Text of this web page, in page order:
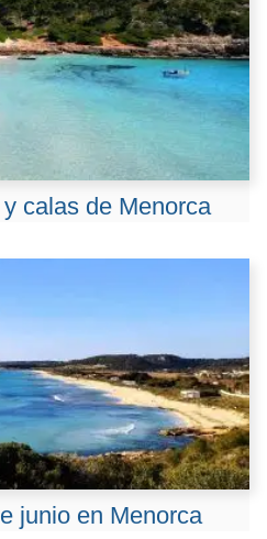
calas de Menorca
junio en Menorca